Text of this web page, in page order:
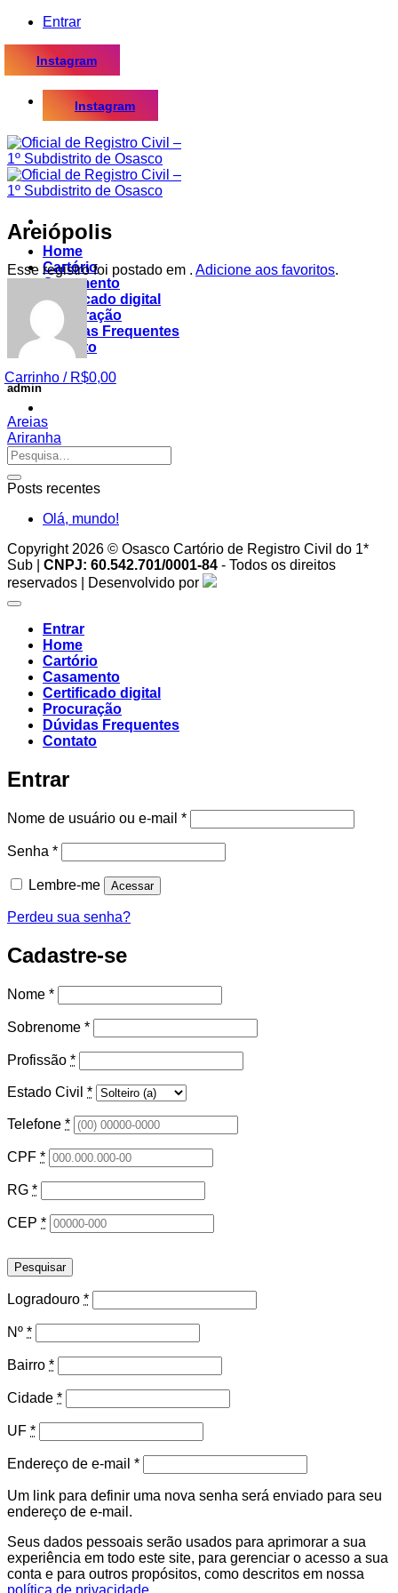
Skip
content
Entrar
Instagram
Instagram
Home
Cartório
Casamento
Certificado digital
Procuração
Dúvidas Frequentes
Contato
Carrinho / R$0,00
Areiópolis
Esse registro foi postado em . Adicione aos favoritos.
admin
Areias
Ariranha
Posts recentes
Olá, mundo!
Copyright 2026 © Osasco Cartório de Registro Civil do 1*
Sub | CNPJ: 60.542.701/0001-84 - Todos os direitos
reservados | Desenvolvido por
Entrar
Home
Cartório
Casamento
Certificado digital
Procuração
Dúvidas Frequentes
Contato
Entrar
Nome de usuário ou e-mail *Obrigatório
Senha *Obrigatório
Lembre-me Acessar
Perdeu sua senha?
Cadastre-se
Nome *
Sobrenome *
Profissão *
Estado Civil *
Telefone *
CPF *
RG *
CEP *
Pesquisar
Logradouro *
Nº *
Bairro *
Cidade *
UF *
Endereço de e-mail *Obrigatório
Um link para definir uma nova senha será enviado para seu
endereço de e-mail.
Seus dados pessoais serão usados para aprimorar a sua
experiência em todo este site, para gerenciar o acesso a sua
conta e para outros propósitos, como descritos em nossa
política de privacidade